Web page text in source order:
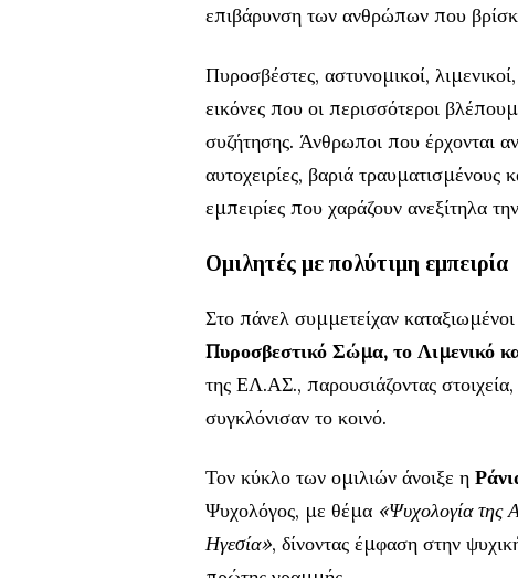
επιβάρυνση των ανθρώπων που
Πυροσβέστες, αστυνομικοί,
εικόνες που οι περισσότεροι
συζήτησης. Άνθρωποι που έρχονται
αυτοχειρίες, βαριά
εμπειρίες που χαράζουν ανεξίτηλα
Ομιλητές με πολύτιμη εμπειρία
Στο πάνελ συμμετείχαν
Πυροσβεστικό Σώμα, το Λιμενικό
της ΕΛ.ΑΣ., παρουσιάζοντας
συγκλόνισαν το κοινό.
Τον κύκλο των ομιλιών άνοιξε η
Ψυχολόγος, με θέμα «Ψυχολογία της
Ηγεσία», δίνοντας έμφαση στην